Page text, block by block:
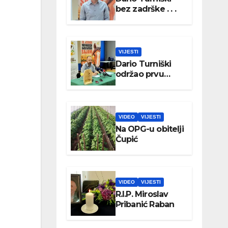
bez zadrške . . .
VIJESTI
Dario Turniški
održao prvu
konferenciju za
VIDEO VIJESTI
Na OPG-u obitelji
Čupić
VIDEO VIJESTI
R.I.P. Miroslav
Pribanić Raban